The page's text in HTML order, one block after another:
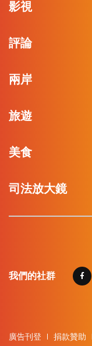
影視
評論
兩岸
旅遊
美食
司法放大鏡
我們的社群
廣告刊登 捐款贊助